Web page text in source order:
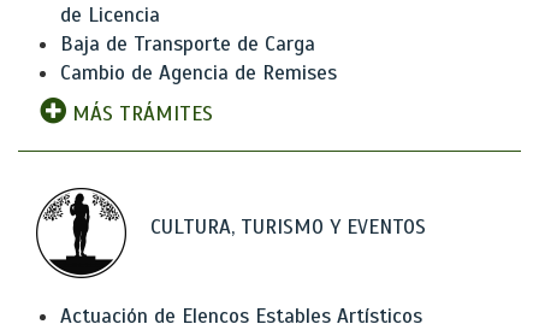
de Licencia
Baja de Transporte de Carga
Cambio de Agencia de Remises
MÁS TRÁMITES
CULTURA, TURISMO Y EVENTOS
Actuación de Elencos Estables Artísticos